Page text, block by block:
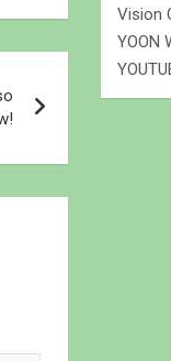
Vision
YOON